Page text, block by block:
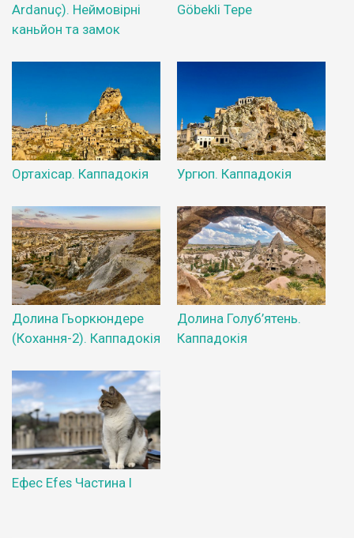
Ardanuç). Неймовірні
каньйон та замок
Göbekli Tepe
Ортахісар. Каппадокія Ургюп. Каппадокія
Долина Гьоркюндере
(Кохання-2). Каппадокія
Долина Голуб’ятень.
Каппадокія
Ефес Efes Частина І